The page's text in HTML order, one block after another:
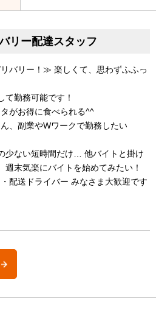
リー配達スタッフ
バリー！≫ 楽しくて、思わずふふっ
勤務可能です！
がお得に食べられる^^
、副業やWワークで勤務したい
少ない短時間だけ… 他バイトと掛け
末気楽にバイトを始めてみたい！
配送ドライバー みなさま大歓迎です